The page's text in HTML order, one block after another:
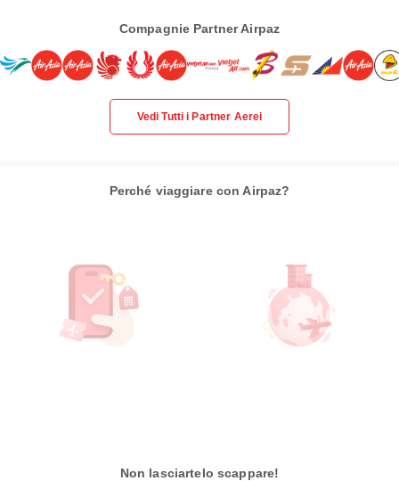
Compagnie Partner Airpaz
Vedi Tutti i Partner Aerei
Perché viaggiare con Airpaz?
Non lasciartelo scappare!